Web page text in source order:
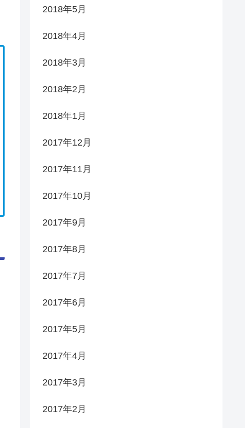
2018年5月
2018年4月
2018年3月
2018年2月
2018年1月
2017年12月
2017年11月
2017年10月
2017年9月
2017年8月
2017年7月
2017年6月
2017年5月
2017年4月
2017年3月
2017年2月